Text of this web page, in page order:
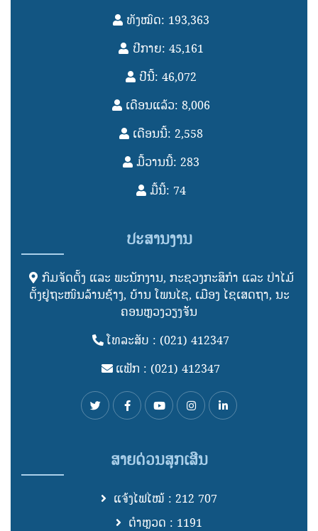
ທັງໝົດ: 193,363
ປີກາຍ: 45,161
ປີນີ້: 46,072
ເດືອນແລ້ວ: 8,006
ເດືອນນີ້: 2,558
ມື້ວານນີ້: 283
ມື້ນີ້: 74
ປະສານງານ
ກົມຈັດຕັ້ງ ແລະ ພະນັກງານ, ກະຊວງກະສິກໍາ ແລະ ປ່າໄມ້
ຕັ້ງຢູ່ຖະໜົນລ້ານຊ້າງ, ບ້ານ ໂພນໄຊ, ເມືອງ ໄຊເສດຖາ, ນະ
ຄອນຫຼວງວຽງຈັັນ
ໂທລະສັບ : (021) 412347
ແຟັກ : (021) 412347
ສາຍດ່ວນສຸກເສີນ
ແຈ້ງໄຟໄໝ້ : 212 707
ຕຳຫຼວດ : 1191